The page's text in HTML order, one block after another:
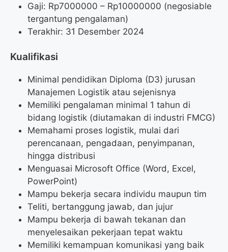
Gaji: Rp7000000 – Rp10000000 (negosiable
tergantung pengalaman)
Terakhir: 31 Desember 2024
Kualifikasi
Minimal pendidikan Diploma (D3) jurusan
Manajemen Logistik atau sejenisnya
Memiliki pengalaman minimal 1 tahun di
bidang logistik (diutamakan di industri FMCG)
Memahami proses logistik, mulai dari
perencanaan, pengadaan, penyimpanan,
hingga distribusi
Menguasai Microsoft Office (Word, Excel,
PowerPoint)
Mampu bekerja secara individu maupun tim
Teliti, bertanggung jawab, dan jujur
Mampu bekerja di bawah tekanan dan
menyelesaikan pekerjaan tepat waktu
Memiliki kemampuan komunikasi yang baik